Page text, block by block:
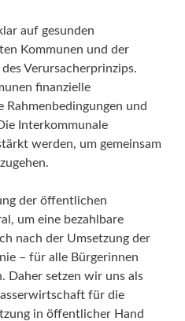
auf gesunden
Kommunen und der
Verursacherprinzips.
finanzielle
Rahmenbedingungen und
Interkommunale
werden, um gemeinsam
der öffentlichen
um eine bezahlbare
nach der Umsetzung der
– für alle Bürgerinnen
Daher setzen wir uns als
für die
in öffentlicher Hand